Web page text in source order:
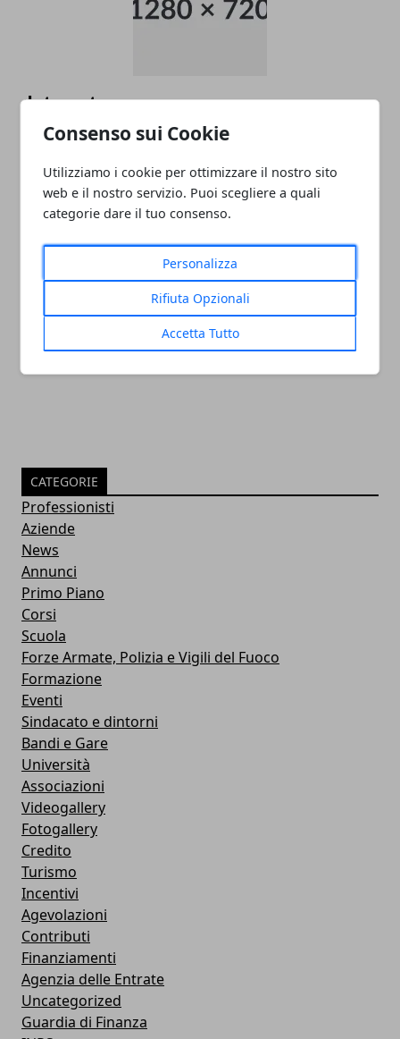
Consenso sui Cookie
Utilizziamo i cookie per ottimizzare il nostro sito
web e il nostro servizio. Puoi scegliere a quali
categorie dare il tuo consenso.
Personalizza
Rifiuta Opzionali
Accetta Tutto
data entry
05/11/2024
PULITORE COORDINATORE
05/11/2024
CATEGORIE
Professionisti
Aziende
News
Annunci
Primo Piano
Corsi
Scuola
Forze Armate, Polizia e Vigili del Fuoco
Formazione
Eventi
Sindacato e dintorni
Bandi e Gare
Università
Associazioni
Videogallery
Fotogallery
Credito
Turismo
Incentivi
Agevolazioni
Contributi
Finanziamenti
Agenzia delle Entrate
Uncategorized
Guardia di Finanza